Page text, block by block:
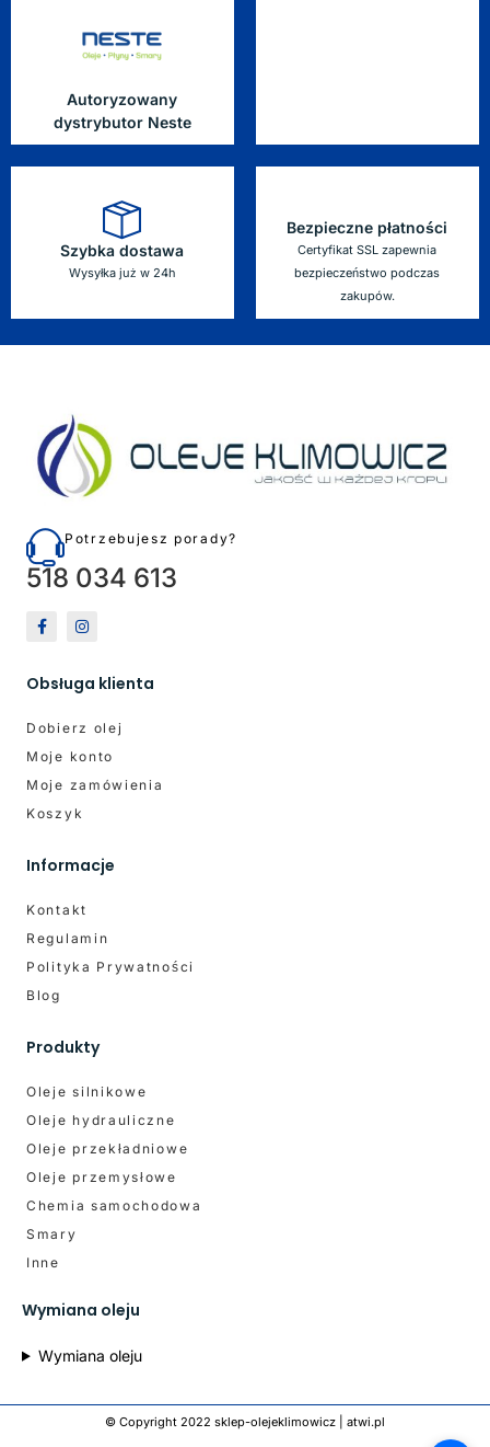
Autoryzowany
dystrybutor Neste
Szybka dostawa
Wysyłka już w 24h
Bezpieczne płatności
Certyfikat SSL zapewnia
bezpieczeństwo podczas
zakupów.
Potrzebujesz porady?
518 034 613
Obsługa klienta
Dobierz olej
Moje konto
Moje zamówienia
Koszyk
Informacje
Kontakt
Regulamin
Polityka Prywatności
Blog
Produkty
Oleje silnikowe
Oleje hydrauliczne
Oleje przekładniowe
Oleje przemysłowe
Chemia samochodowa
Smary
Inne
Wymiana oleju
Wymiana oleju
© Copyright 2022 sklep-olejeklimowicz | atwi.pl